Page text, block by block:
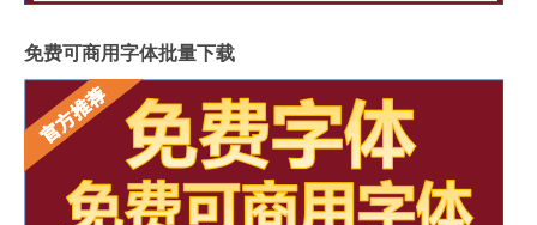
免费可商用字体批量下载